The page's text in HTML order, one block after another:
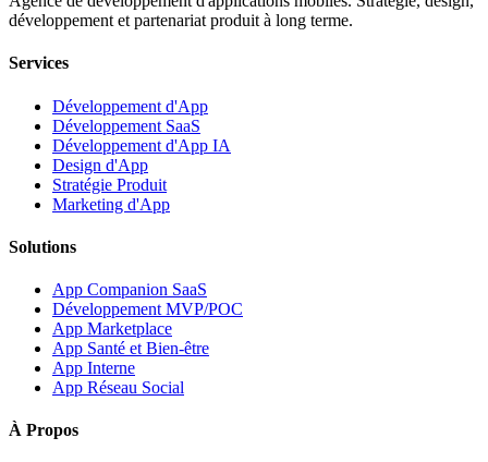
développement et partenariat produit à long terme.
Services
Développement d'App
Développement SaaS
Développement d'App IA
Design d'App
Stratégie Produit
Marketing d'App
Solutions
App Companion SaaS
Développement MVP/POC
App Marketplace
App Santé et Bien-être
App Interne
App Réseau Social
À Propos